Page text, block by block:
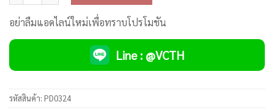
อย่าลืมแอดไลน์ใหม่เพื่อทราบโปรโมชัน
Line : @VCTH
รหัสสินค้า: PD0324